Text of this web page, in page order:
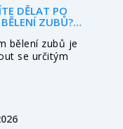
DĚLAT PO
ZUBŮ?
bělení zubů je
se určitým